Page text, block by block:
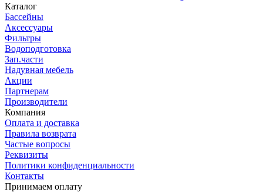
Каталог
Бассейны
Аксессуары
Фильтры
Водоподготовка
Зап.части
Надувная мебель
Акции
Партнерам
Производители
Компания
Оплата и доставка
Правила возврата
Частые вопросы
Реквизиты
Политики конфиденциальности
Контакты
Принимаем оплату